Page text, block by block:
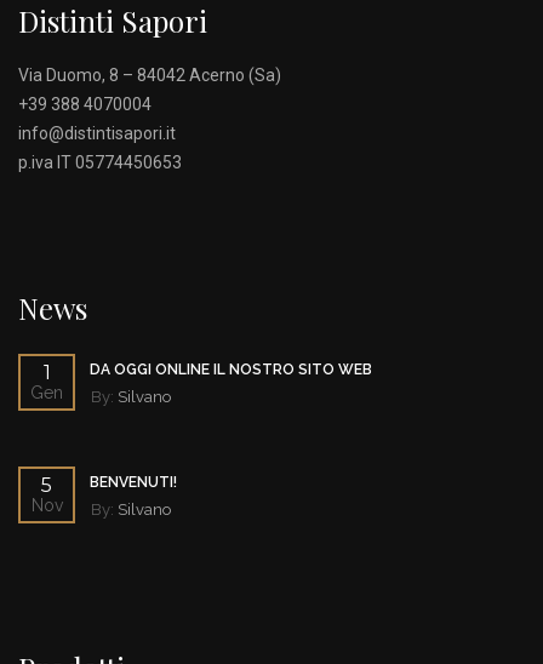
Distinti Sapori
Via Duomo, 8 – 84042 Acerno (Sa)
+39 388 4070004
info@distintisapori.it
p.iva IT 05774450653
News
1
Gen
DA OGGI ONLINE IL NOSTRO SITO WEB
By: Silvano
5
Nov
BENVENUTI!
By: Silvano